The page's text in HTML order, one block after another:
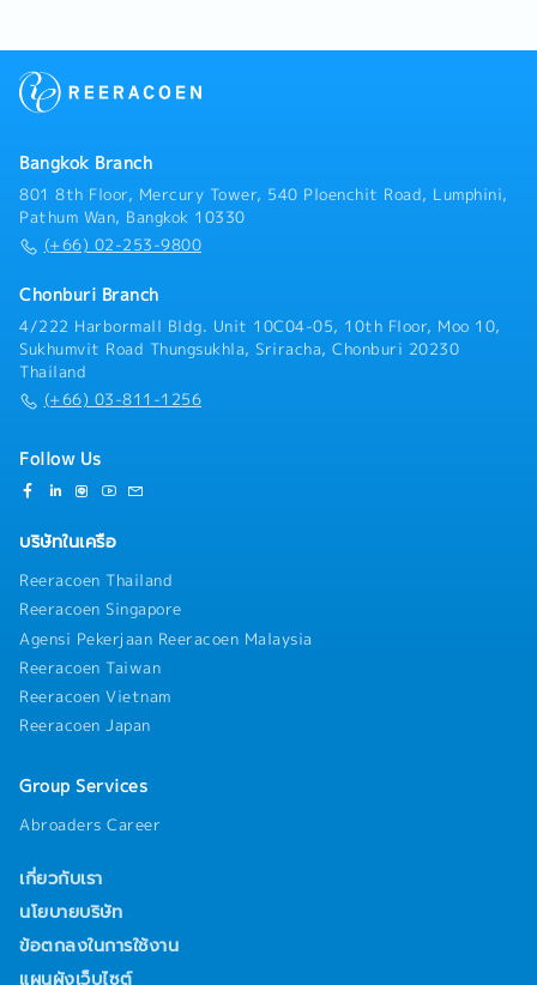
successfully5. Meet and exceed all sales KPIs as
follow up on new customer inquiries, coordinating
customers; handle complaints and resolve issues or
present solutions to achieve customer satisfaction8.
Prepare weekly, monthly, and yearly sales activities,
profit, and other related reports
Bangkok Branch
801 8th Floor, Mercury Tower, 540 Ploenchit Road, Lumphini,
Pathum Wan, Bangkok 10330
(+66) 02-253-9800
Chonburi Branch
4/222 Harbormall Bldg. Unit 10C04-05, 10th Floor, Moo 10,
Sukhumvit Road Thungsukhla, Sriracha, Chonburi 20230
Thailand
(+66) 03-811-1256
Follow Us
บริษัทในเครือ
Reeracoen Thailand
Reeracoen Singapore
Agensi Pekerjaan Reeracoen Malaysia
Reeracoen Taiwan
Reeracoen Vietnam
Reeracoen Japan
Group Services
Abroaders Career
เกี่ยวกับเรา
นโยบายบริษัท
ข้อตกลงในการใช้งาน
แผนผังเว็บไซต์